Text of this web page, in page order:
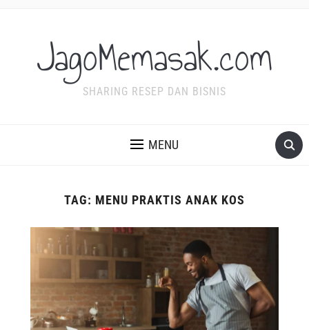
JagoMemasak.com
SHARING RESEP DAN BISNIS
MENU
TAG: MENU PRAKTIS ANAK KOS